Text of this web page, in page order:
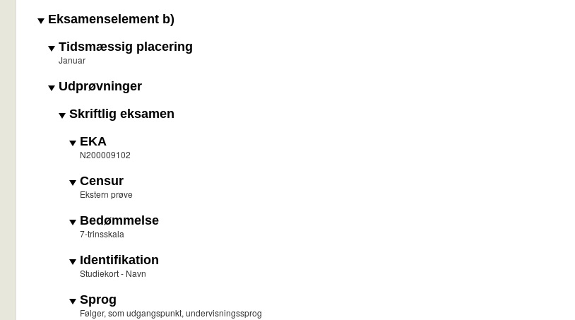
Eksamenselement b)
Tidsmæssig placering
Januar
Udprøvninger
Skriftlig eksamen
EKA
N200009102
Censur
Ekstern prøve
Bedømmelse
7-trinsskala
Identifikation
Studiekort - Navn
Sprog
Følger, som udgangspunkt, undervisningssprog